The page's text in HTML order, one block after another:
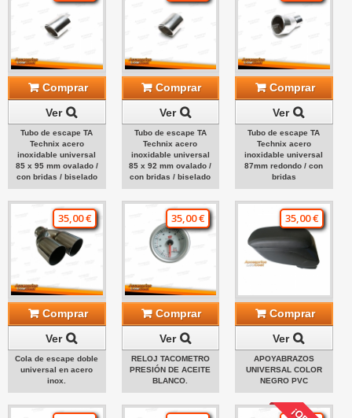
Comprar
Ver
Tubo de escape TA
Technix acero
inoxidable universal
85 x 95 mm ovalado /
con bridas / biselado
Comprar
Ver
Tubo de escape TA
Technix acero
inoxidable universal
85 x 92 mm ovalado /
con bridas / biselado
Comprar
Ver
Tubo de escape TA
Technix acero
inoxidable universal
87mm redondo / con
bridas
35,00 €
Comprar
Ver
Cola de escape doble
universal en acero
inox.
35,00 €
Comprar
Ver
RELOJ TACOMETRO
PRESIÓN DE ACEITE
BLANCO.
35,00 €
Comprar
Ver
APOYABRAZOS
UNIVERSAL COLOR
NEGRO PVC